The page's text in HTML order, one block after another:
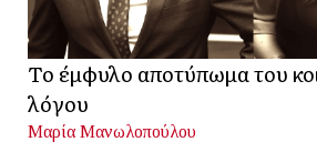
Το έμφυλο αποτύπωμα του
λόγου
Μαρία Μανωλοπούλου